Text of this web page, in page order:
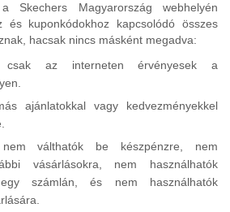
Skechers Magyarország webhelyén
és kuponkódokhoz kapcsolódó összes
hacsak nincs másként megadva:
csak az interneten érvényesek a
ajánlatokkal vagy kedvezményekkel
válthatók be készpénzre, nem
vásárlásokra, nem használhatók
számlán, és nem használhatók